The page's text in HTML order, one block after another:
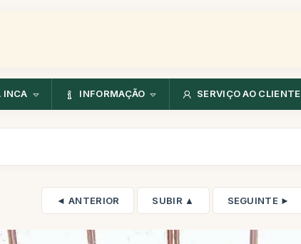
INCA INFORMAÇÃO SERVIÇO AO CLIENTE
◄ ANTERIOR SUBIR ▲ SEGUINTE ►